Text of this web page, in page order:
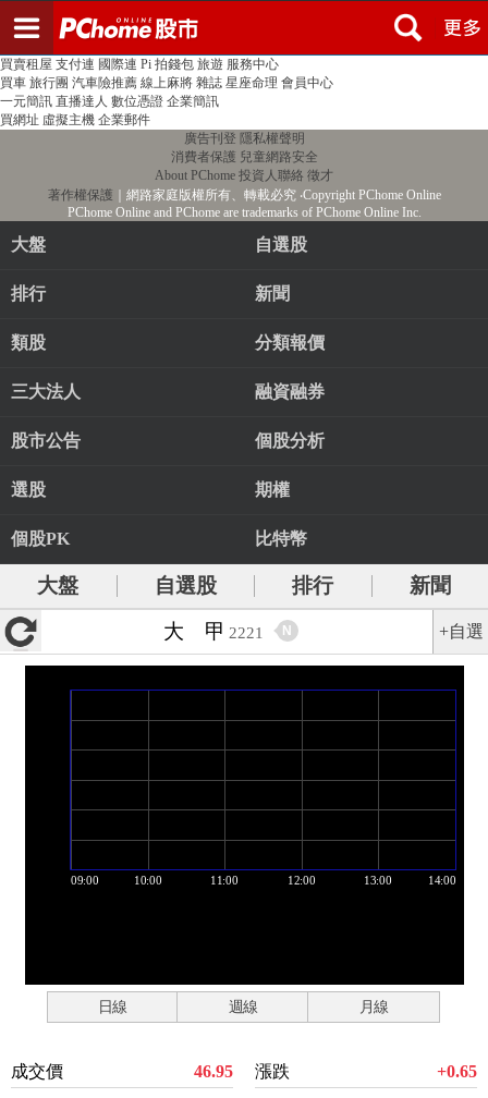
PChome首頁 線上購物 24h購物 書店
買賣租屋 支付連 國際連 Pi 拍錢包 旅遊 服務中心
買車 旅行團 汽車險推薦 線上麻將 雜誌 星座命理 會員中心
一元簡訊 直播達人 數位憑證 企業簡訊
買網址 虛擬主機 企業郵件
廣告刊登 隱私權聲明
消費者保護 兒童網路安全
About PChome 投資人聯絡 徵才
著作權保護 ｜網路家庭版權所有、轉載必究‧Copyright PChome Online
PChome Online and PChome are trademarks of PChome Online Inc.
大盤 自選股
排行 新聞
類股 分類報價
三大法人 融資融券
股市公告 個股分析
選股 期權
個股PK 比特幣
大盤 自選股 排行
新聞
大 甲 2221 N +自選
日線 週線 月線
成交價 46.95 漲跌 +0.65